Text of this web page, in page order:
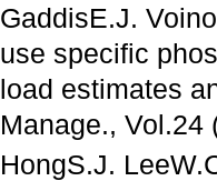
GaddisE.J.
use specific
load estimates
Manage., Vol.24
HongS.J.